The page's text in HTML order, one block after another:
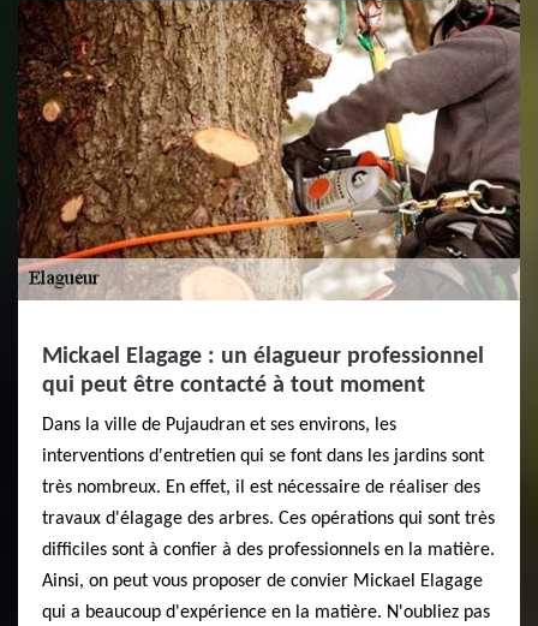
Mickael Elagage : un élagueur professionnel
qui peut être contacté à tout moment
Dans la ville de Pujaudran et ses environs, les
interventions d'entretien qui se font dans les jardins sont
très nombreux. En effet, il est nécessaire de réaliser des
travaux d'élagage des arbres. Ces opérations qui sont très
difficiles sont à confier à des professionnels en la matière.
Ainsi, on peut vous proposer de convier Mickael Elagage
qui a beaucoup d'expérience en la matière. N'oubliez pas